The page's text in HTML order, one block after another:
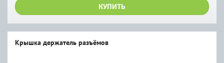
КУПИТЬ
Крышка держатель разъёмов